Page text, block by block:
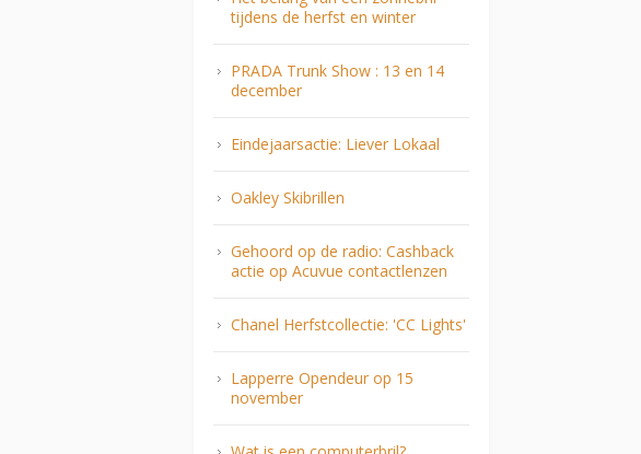
tijdens de herfst en winter
PRADA Trunk Show : 13 en 14
december
Eindejaarsactie: Liever Lokaal
Oakley Skibrillen
Gehoord op de radio: Cashback
actie op Acuvue contactlenzen
Chanel Herfstcollectie: 'CC Lights'
Lapperre Opendeur op 15
november